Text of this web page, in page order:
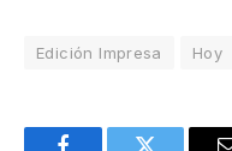
Edición Impresa Hoy